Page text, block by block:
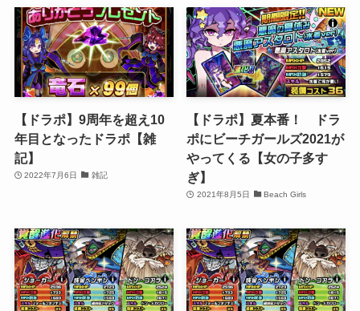
【ドラポ】9周年を超え10
年目となったドラポ【雑
記】
2022年7月6日 雑記
【ドラポ】夏本番！ ドラ
ポにビーチガールズ2021が
やってくる【女の子多す
ぎ】
2021年8月5日 Beach Girls